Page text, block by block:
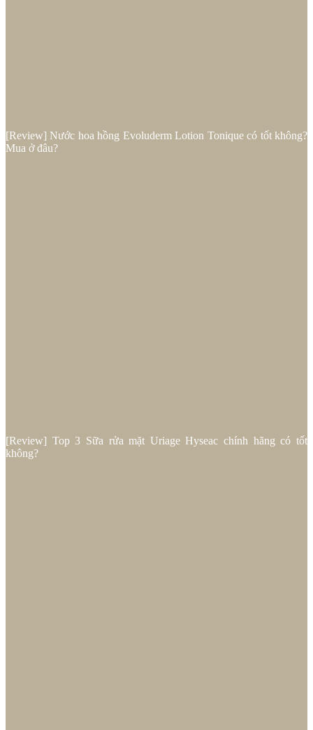
[Review] Nước hoa hồng Evoluderm Lotion Tonique có tốt không?
Mua ở đâu?
[Review] Top 3 Sữa rửa mặt Uriage Hyseac chính hãng có tốt
không?